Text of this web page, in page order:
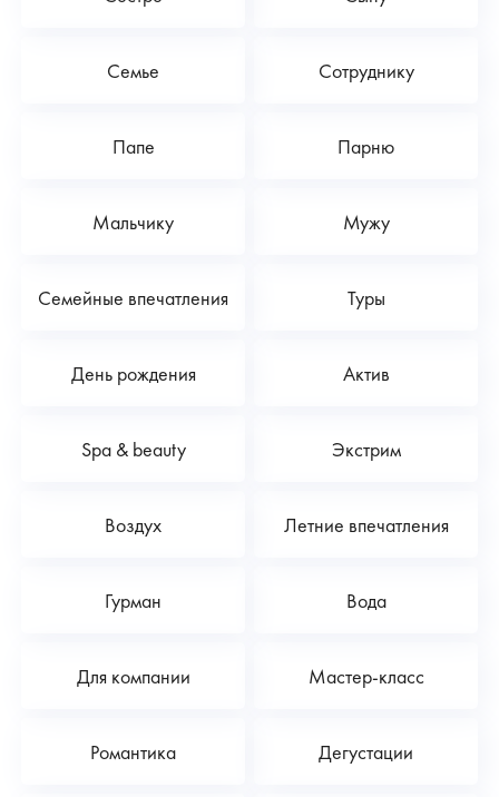
Семье Сотруднику
Папе Парню
Мальчику Мужу
Семейные впечатления Туры
День рождения Актив
Spa & beauty Экстрим
Воздух Летние впечатления
Гурман Вода
Для компании Мастер-класс
Романтика Дегустации